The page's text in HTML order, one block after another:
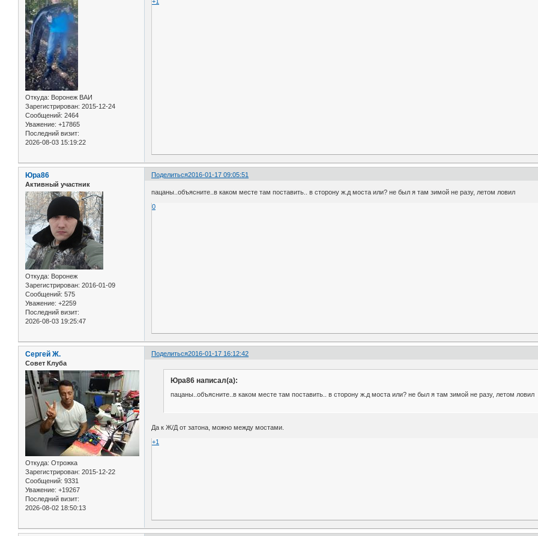
Откуда: Воронеж ВАИ
Зарегистрирован: 2015-12-24
Сообщений: 2464
Уважение: +17865
Последний визит:
2026-08-03 15:19:22
Поделиться2016-01-17 09:05:51
Юра86
Активный участник
Откуда: Воронеж
Зарегистрирован: 2016-01-09
Сообщений: 575
Уважение: +2259
Последний визит:
2026-08-03 19:25:47
пацаны..объясните..в каком месте там поставить.. в сторону ж.д моста или? не был я там зимой не разу, летом ловил
0
Поделиться2016-01-17 16:12:42
Сергей Ж.
Совет Клуба
Откуда: Отрожка
Зарегистрирован: 2015-12-22
Сообщений: 9331
Уважение: +19267
Последний визит:
2026-08-02 18:50:13
Юра86 написал(а):
пацаны..объясните..в каком месте там поставить.. в сторону ж.д моста или? не был я там зимой не разу, летом ловил
Да к Ж/Д от затона, можно между мостами.
+1